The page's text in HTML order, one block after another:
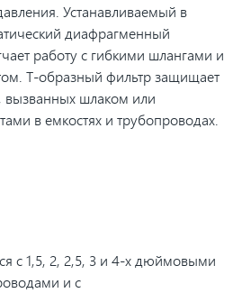
Устанавливаемый в
диафрагменный
работу с гибкими шлангами и
Т-образный фильтр защищает
вызванных шлаком или
в емкостях и трубопроводах.
с 1,5, 2, 2,5, 3 и 4-х дюймовыми
и с